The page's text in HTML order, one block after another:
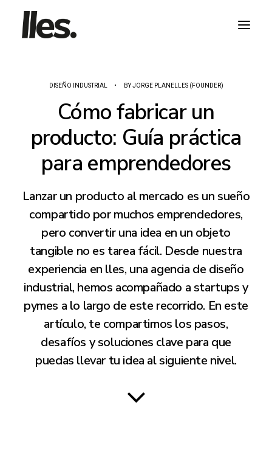
DISEÑO INDUSTRIAL • BYJORGE PLANELLES (FOUNDER)
Cómo fabricar un
producto: Guía práctica
para emprendedores
Lanzar un producto al mercado es un sueño
compartido por muchos emprendedores,
pero convertir una idea en un objeto
tangible no es tarea fácil. Desde nuestra
experiencia en lles, una agencia de diseño
industrial, hemos acompañado a startups y
pymes a lo largo de este recorrido. En este
artículo, te compartimos los pasos,
desafíos y soluciones clave para que
puedas llevar tu idea al siguiente nivel.